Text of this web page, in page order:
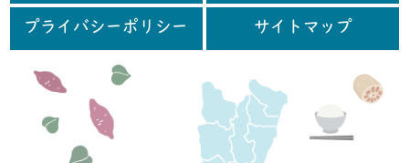
プライバシーポリシー サイトマップ